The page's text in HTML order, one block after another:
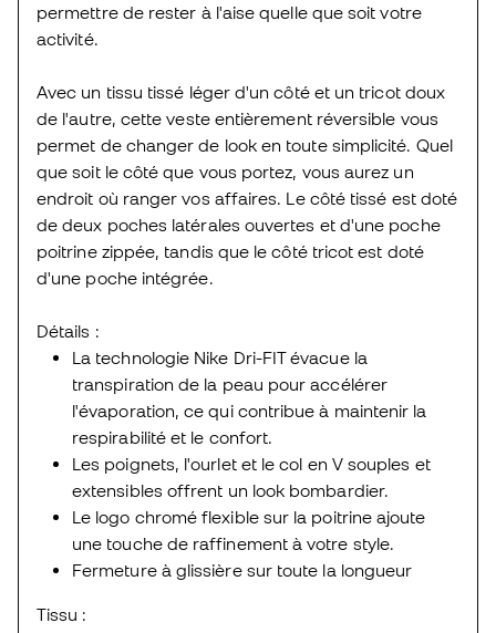
permettre de rester à l'aise quelle que soit votre
activité.
Avec un tissu tissé léger d'un côté et un tricot doux
de l'autre, cette veste entièrement réversible vous
permet de changer de look en toute simplicité. Quel
que soit le côté que vous portez, vous aurez un
endroit où ranger vos affaires. Le côté tissé est doté
de deux poches latérales ouvertes et d'une poche
poitrine zippée, tandis que le côté tricot est doté
d'une poche intégrée.
Détails :
La technologie Nike Dri-FIT évacue la
transpiration de la peau pour accélérer
l'évaporation, ce qui contribue à maintenir la
respirabilité et le confort.
Les poignets, l'ourlet et le col en V souples et
extensibles offrent un look bombardier.
Le logo chromé flexible sur la poitrine ajoute
une touche de raffinement à votre style.
Fermeture à glissière sur toute la longueur
Tissu :